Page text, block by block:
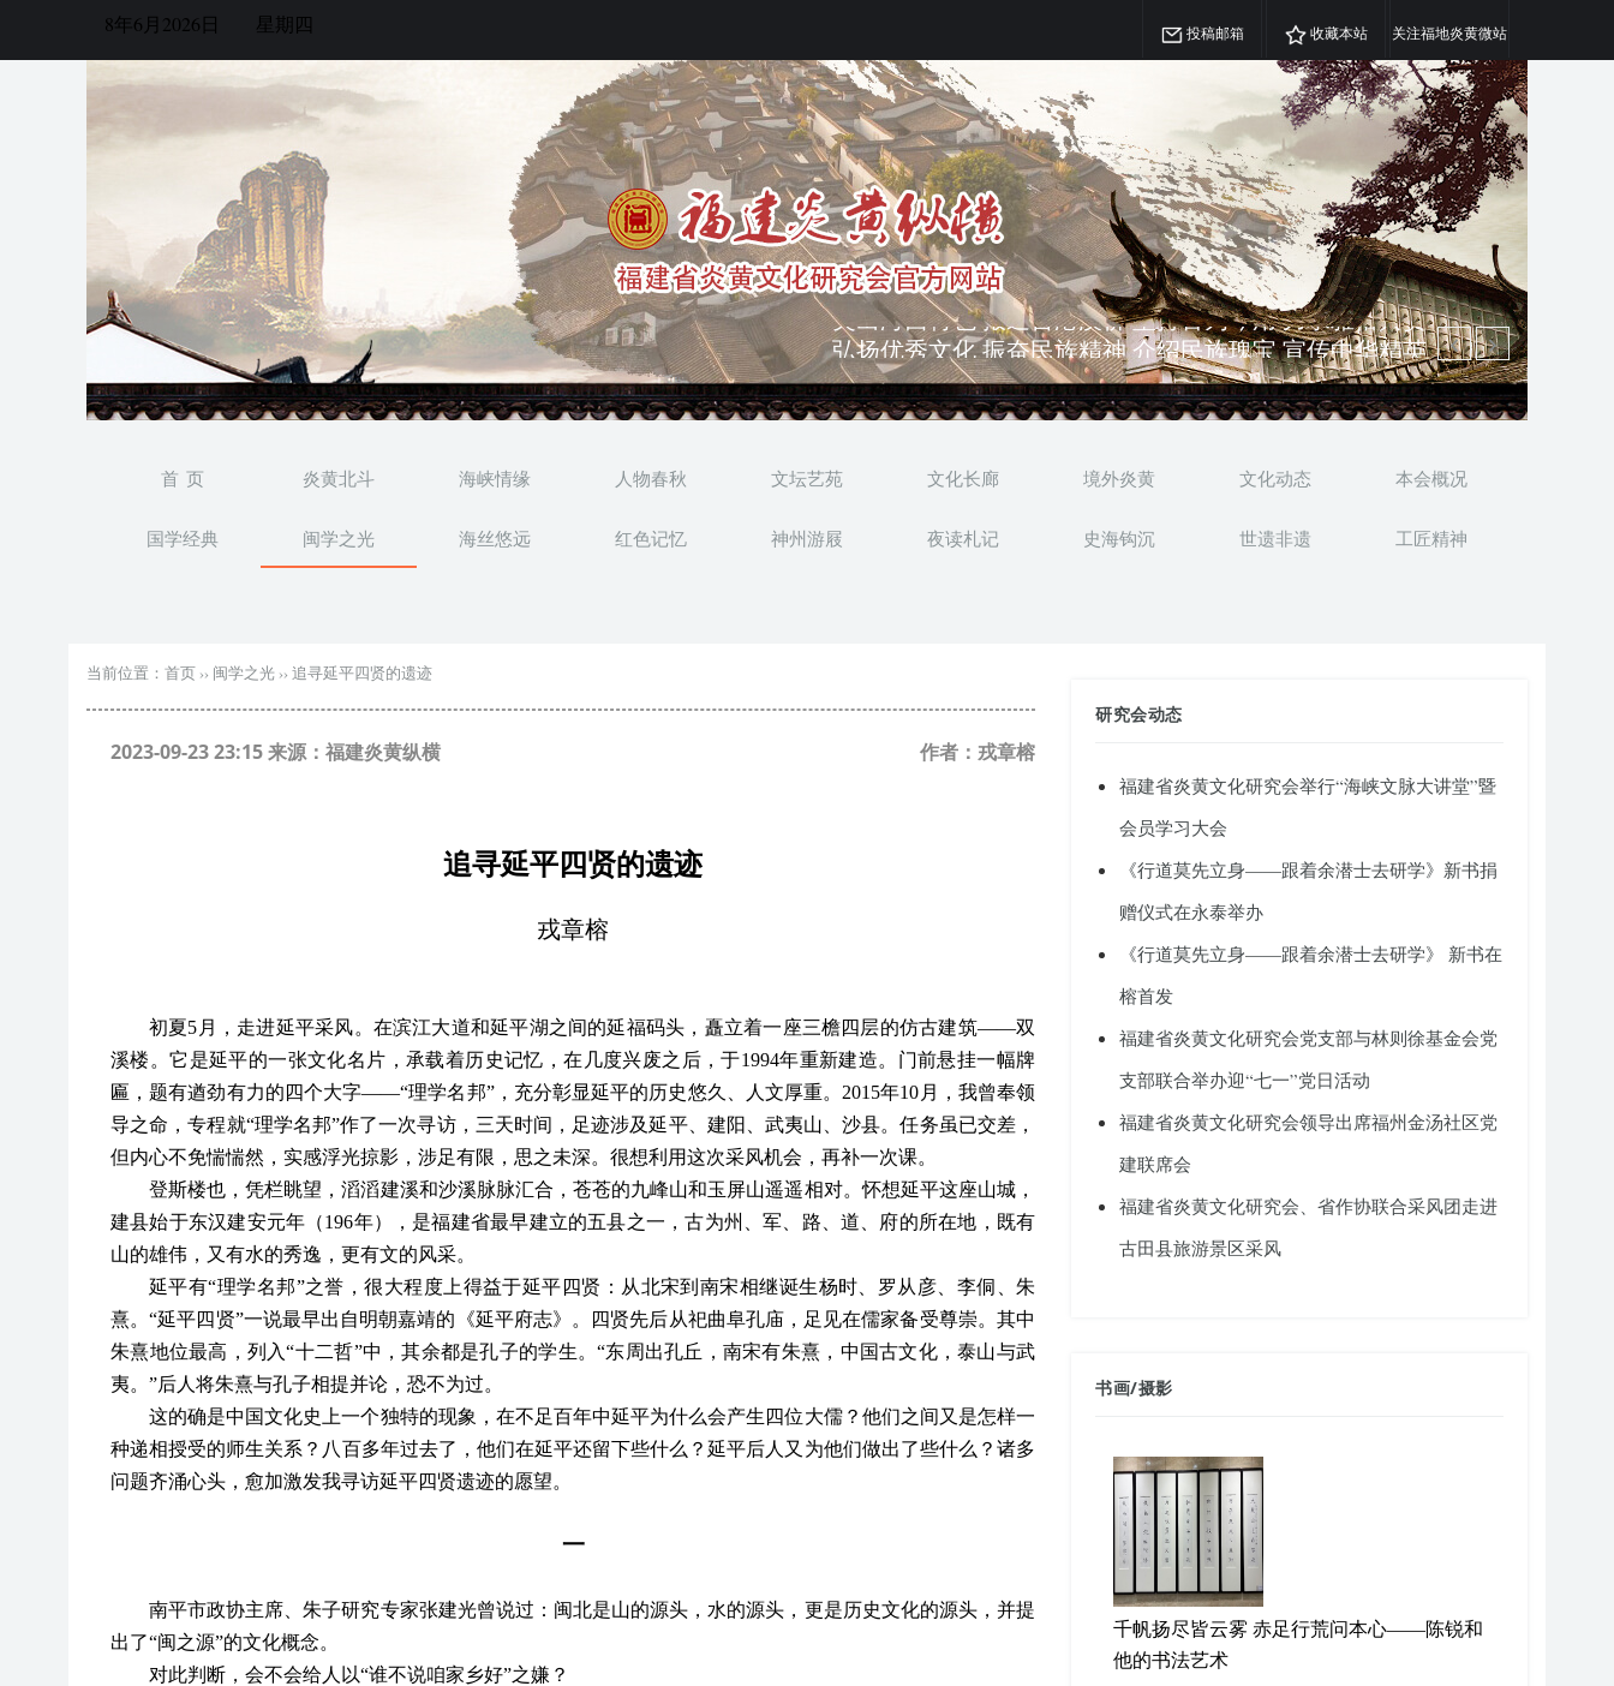
8年6月2026日 星期四 投稿邮箱 收藏本站 关注福地炎黄微站
弘扬优秀文化 振奋民族精神 介绍民族瑰宝 宣传中华精英
突出海西特色 报道台港澳侨 坚持古为今用 力求雅俗共赏
首 页 炎黄北斗 海峡情缘 人物春秋 文坛艺苑 文化长廊 境外炎黄 文化动态 本会概况
国学经典 闽学之光 海丝悠远 红色记忆 神州游屐 夜读札记 史海钩沉 世遗非遗 工匠精神
当前位置： 首页 ›› 闽学之光 ›› 追寻延平四贤的遗迹
2023-09-23 23:15 来源：福建炎黄纵横 作者：戎章榕
追寻延平四贤的遗迹
戎章榕
初夏5月，走进延平采风。在滨江大道和延平湖之间的延福码头，矗立着一座三檐四层的仿古建筑——双
溪楼。它是延平的一张文化名片，承载着历史记忆，在几度兴废之后，于1994年重新建造。门前悬挂一幅牌
匾，题有遒劲有力的四个大字——“理学名邦”，充分彰显延平的历史悠久、人文厚重。2015年10月，我曾奉领
导之命，专程就“理学名邦”作了一次寻访，三天时间，足迹涉及延平、建阳、武夷山、沙县。任务虽已交差，
但内心不免惴惴然，实感浮光掠影，涉足有限，思之未深。很想利用这次采风机会，再补一次课。
登斯楼也，凭栏眺望，滔滔建溪和沙溪脉脉汇合，苍苍的九峰山和玉屏山遥遥相对。怀想延平这座山城，
建县始于东汉建安元年（196年），是福建省最早建立的五县之一，古为州、军、路、道、府的所在地，既有
山的雄伟，又有水的秀逸，更有文的风采。
延平有“理学名邦”之誉，很大程度上得益于延平四贤：从北宋到南宋相继诞生杨时、罗从彦、李侗、朱
熹。“延平四贤”一说最早出自明朝嘉靖的《延平府志》。四贤先后从祀曲阜孔庙，足见在儒家备受尊崇。其中
朱熹地位最高，列入“十二哲”中，其余都是孔子的学生。“东周出孔丘，南宋有朱熹，中国古文化，泰山与武
夷。”后人将朱熹与孔子相提并论，恐不为过。
这的确是中国文化史上一个独特的现象，在不足百年中延平为什么会产生四位大儒？他们之间又是怎样一
种递相授受的师生关系？八百多年过去了，他们在延平还留下些什么？延平后人又为他们做出了些什么？诸多
问题齐涌心头，愈加激发我寻访延平四贤遗迹的愿望。
一
南平市政协主席、朱子研究专家张建光曾说过：闽北是山的源头，水的源头，更是历史文化的源头，并提
出了“闽之源”的文化概念。
对此判断，会不会给人以“谁不说咱家乡好”之嫌？
研究会动态
福建省炎黄文化研究会举行“海峡文脉大讲堂”暨
会员学习大会
《行道莫先立身——跟着余潜士去研学》新书捐
赠仪式在永泰举办
《行道莫先立身——跟着余潜士去研学》 新书在
榕首发
福建省炎黄文化研究会党支部与林则徐基金会党
支部联合举办迎“七一”党日活动
福建省炎黄文化研究会领导出席福州金汤社区党
建联席会
福建省炎黄文化研究会、省作协联合采风团走进
古田县旅游景区采风
书画/摄影
千帆扬尽皆云雾 赤足行荒问本心——陈锐和
他的书法艺术